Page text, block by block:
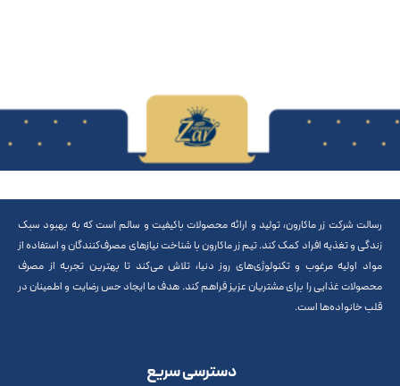
رسالت شرکت زر ماکارون، تولید و ارائه محصولات باکیفیت و سالم است که به بهبود سبک
زندگی و تغذیه افراد کمک کند. تیم زر ماکارون با شناخت نیازهای مصرف‌کنندگان و استفاده از
مواد اولیه مرغوب و تکنولوژی‌های روز دنیا، تلاش می‌کند تا بهترین تجربه از مصرف
محصولات غذایی را برای مشتریان عزیز فراهم کند. هدف ما ایجاد حس رضایت و اطمینان در
قلب خانواده‌ها است.
دسترسی سریع